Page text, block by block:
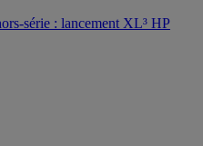
série : lancement XL³ HP